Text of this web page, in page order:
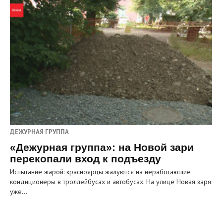
ДЕЖУРНАЯ ГРУППА
«Дежурная группа»: на Новой зари
перекопали вход к подъезду
Испытание жарой: красноярцы жалуются на неработающие
кондиционеры в троллейбусах и автобусах. На улице Новая заря
уже…